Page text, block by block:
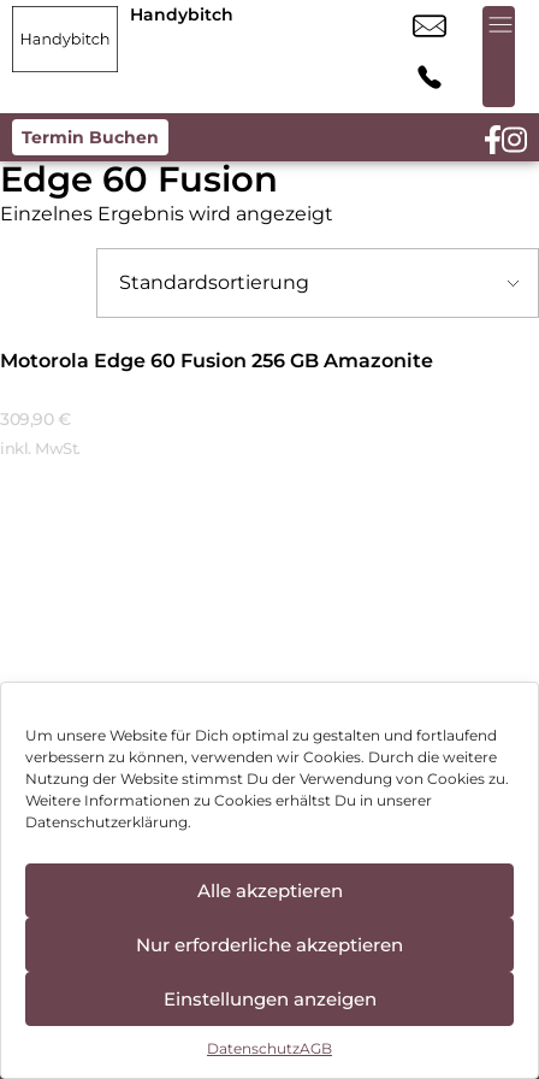
Um unsere Website für Dich optimal zu gestalten und fortlaufend
verbessern zu können, verwenden wir Cookies. Durch die weitere
Nutzung der Website stimmst Du der Verwendung von Cookies zu.
Weitere Informationen zu Cookies erhältst Du in unserer
Datenschutzerklärung.
Alle akzeptieren
Nur erforderliche akzeptieren
Einstellungen anzeigen
DatenschutzAGB
Handybitch
Termin Buchen
Edge 60 Fusion
Einzelnes Ergebnis wird angezeigt
Motorola Edge 60 Fusion 256 GB Amazonite
309,90 €
inkl. MwSt.
Impressum
Hinweis zur Batterieentsorgung
Newsletter
, Brodos AG – All Rights Reserved.